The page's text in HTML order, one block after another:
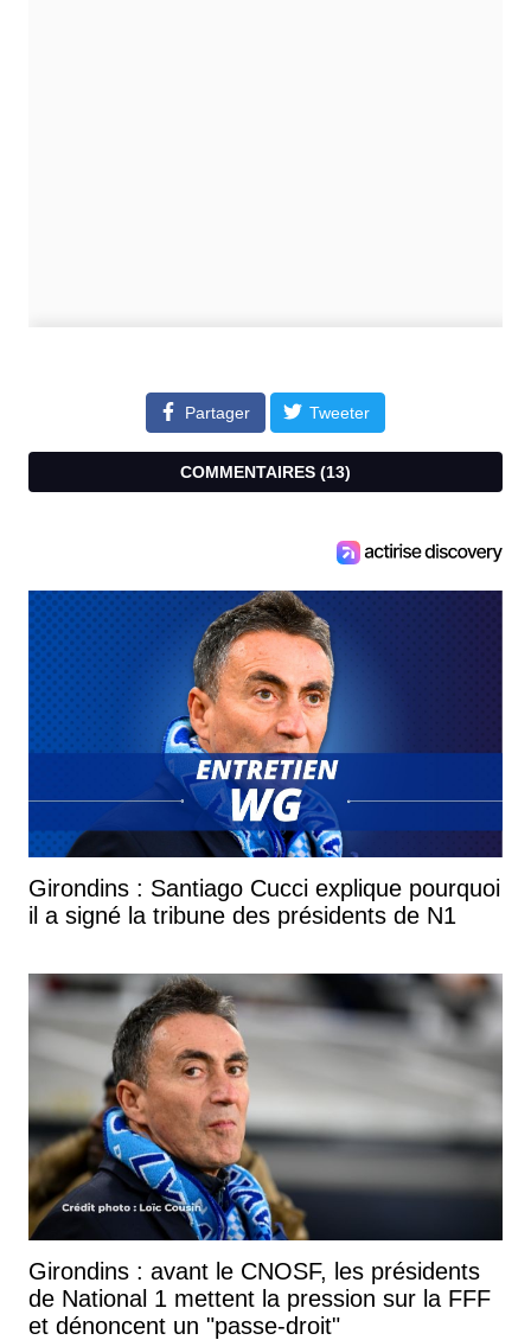
Partager Tweeter
COMMENTAIRES (13)
Girondins : Santiago Cucci explique pourquoi
il a signé la tribune des présidents de N1
Girondins : avant le CNOSF, les présidents
de National 1 mettent la pression sur la FFF
et dénoncent un "passe-droit"